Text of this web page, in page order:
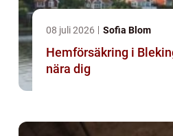
08 juli 2026 Sofia Blom
Hemförsäkring i
nära dig